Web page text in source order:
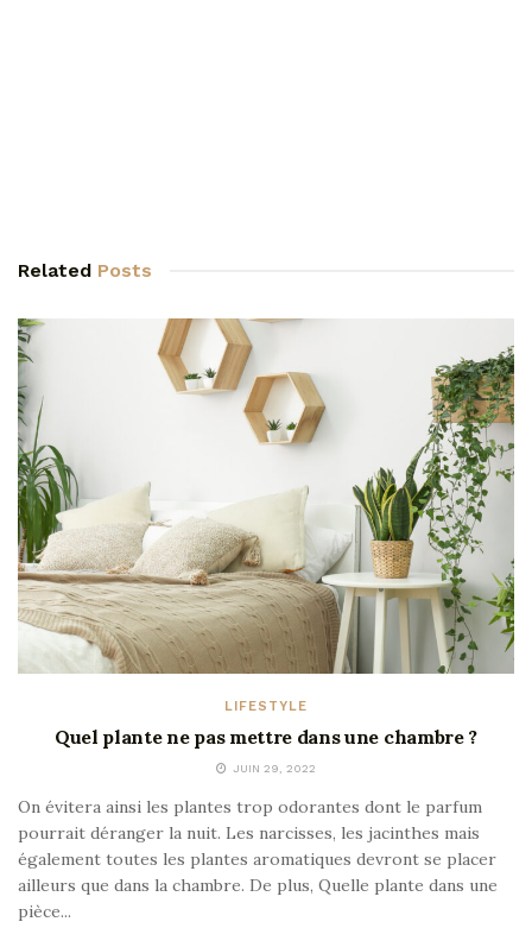
Related Posts
LIFESTYLE
Quel plante ne pas mettre dans une chambre ?
JUIN 29, 2022
On évitera ainsi les plantes trop odorantes dont le parfum
pourrait déranger la nuit. Les narcisses, les jacinthes mais
également toutes les plantes aromatiques devront se placer
ailleurs que dans la chambre. De plus, Quelle plante dans une
pièce...